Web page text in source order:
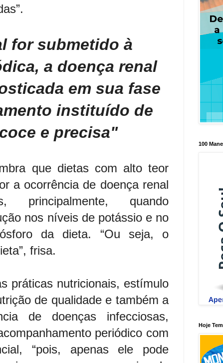
for submetido à
a doença renal
em sua fase
instituído de
e precisa"
que dietas com alto teor
a ocorrência de doença renal
principalmente, quando
nos níveis de potássio e no
da dieta. “Ou seja, o
frisa.
práticas nutricionais, estímulo
de qualidade e também a
de doenças infecciosas,
periódico com
“pois, apenas ele pode
100
Hoje